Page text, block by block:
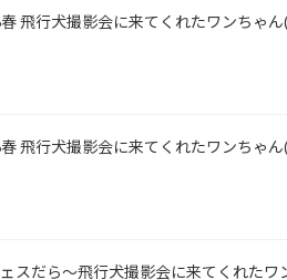
飛行犬撮影会に来てくれたワンちゃ
飛行犬撮影会に来てくれたワンちゃ
スだら～飛行犬撮影会に来てくれたワ